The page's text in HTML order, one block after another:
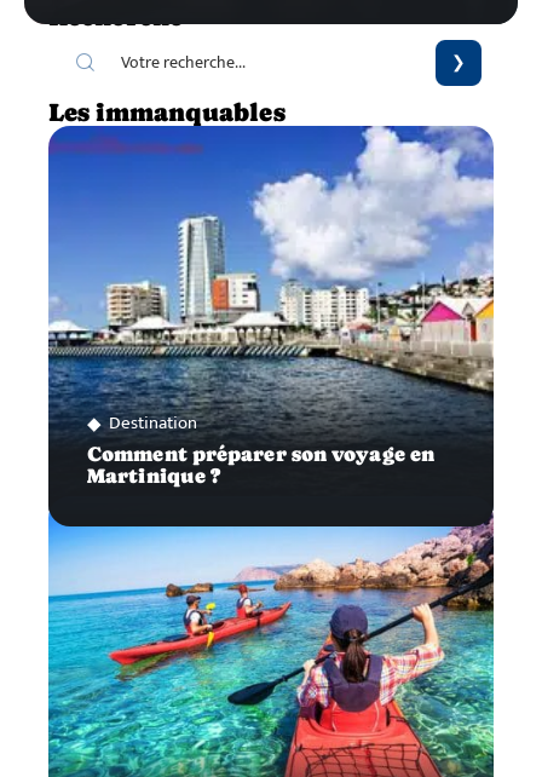
Recherche
Les immanquables
Destination
Comment préparer son voyage en
Martinique ?